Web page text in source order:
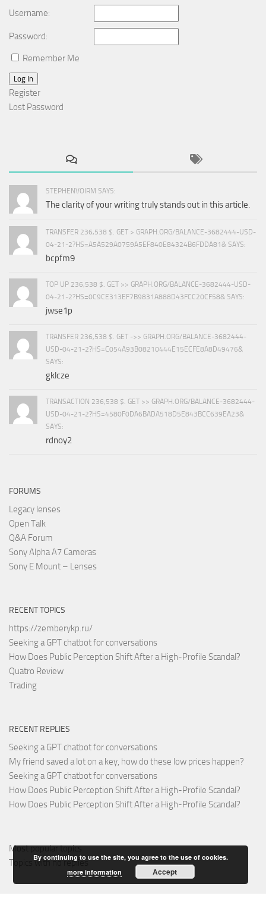
Username:
Password:
Remember Me
Log In
Register
Lost Password
STEPHENVOIRM SAYS:
The clarity of your writing truly stands out in this article.
TRANSFER 236,538 $. GET > GRAPH.ORG/BALANCE-3682444-USD-
04-21-2?HS=A5A529A0759A5EF840E84324B6FDDA81& SAYS:
bcpfm9
TOP UP 236,538 $. GET >> GRAPH.ORG/BALANCE-3682444-USD-
04-21-2?HS=0C9CE313EF7B9831A888D43FCC20CF58& SAYS:
jwse1p
TRANSFER 236,538 $. GET ->> GRAPH.ORG/BALANCE-3682444-
USD-04-21-2?HS=C054A93B08210444E15ECFE8A8D49476&
SAYS:
gklcze
TRANSACTION 236,538 $. GET >> GRAPH.ORG/BALANCE-3682444-
USD-04-21-2?HS=4580F0DA6BADA518D5E843BCC639EA23&
SAYS:
rdnoy2
FORUMS
Legacy lenses
Open Talk
Q&A Forum
Sony Alpha A7 Cameras
Sony E Mount – Lenses
RECENT TOPICS
https://zemberykp.ru/
Seeking a GPT chatbot for conversations
How Does Public Perception Shift After a High-Profile Scandal?
Quatro Review
Trading
RECENT REPLIES
Seeking a GPT chatbot for conversations
My friend saved a lot on a key, how do these low prices happen?
Seeking a GPT chatbot for conversations
How Does Public Perception Shift After a High-Profile Scandal?
How Does Public Perception Shift After a High-Profile Scandal?
Most popular topics
Topics with no replies
By continuing to use the site, you agree to the use of cookies.
more information
Accept